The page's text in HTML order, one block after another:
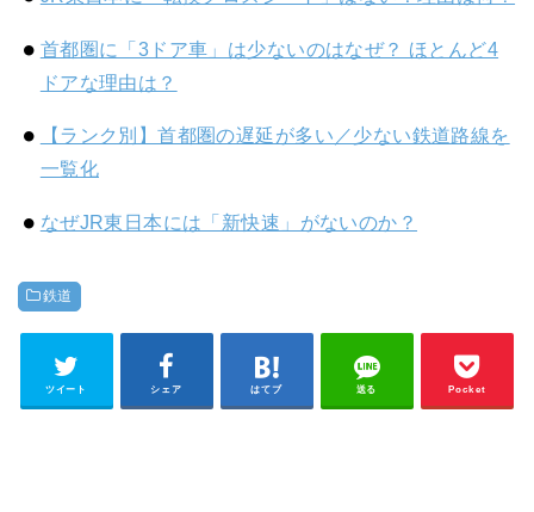
首都圏に「3ドア車」は少ないのはなぜ？ ほとんど4
ドアな理由は？
【ランク別】首都圏の遅延が多い／少ない鉄道路線を
一覧化
なぜJR東日本には「新快速」がないのか？
鉄道
ツイート シェア はてブ 送る Pocket